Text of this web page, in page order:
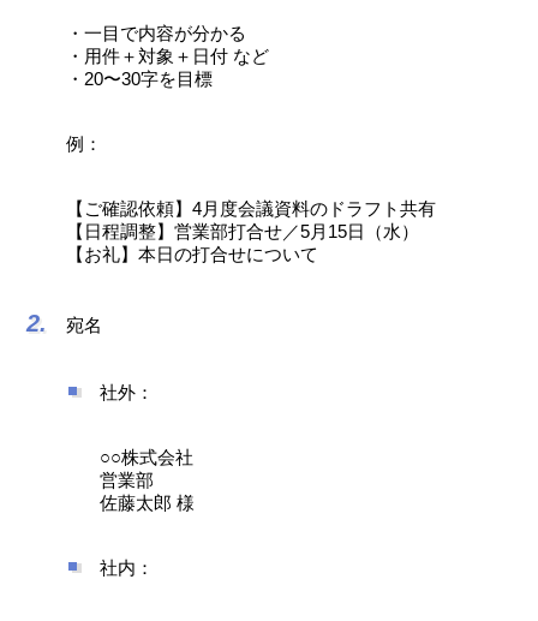
・一目で内容が分かる
・用件＋対象＋日付 など
・20〜30字を目標
例：
【ご確認依頼】4月度会議資料のドラフト共有
【日程調整】営業部打合せ／5月15日（水）
【お礼】本日の打合せについて
宛名
社外：
○○株式会社
営業部
佐藤太郎 様
社内：